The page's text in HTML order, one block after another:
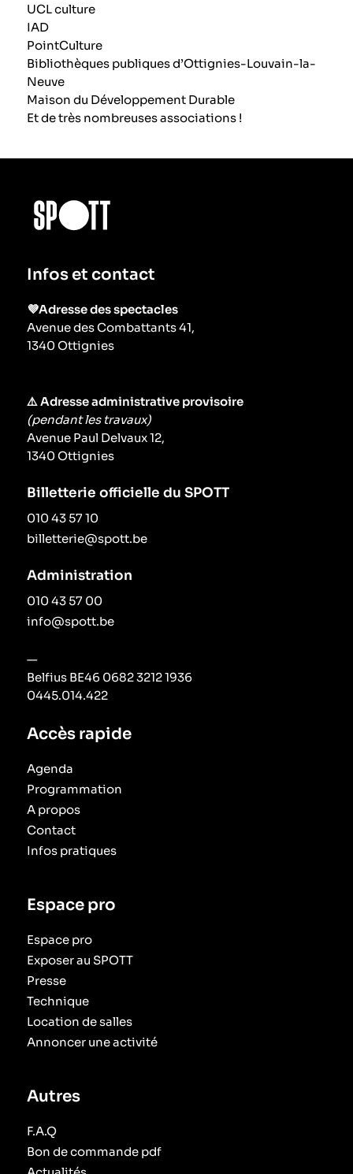
UCL culture
IAD
PointCulture
Bibliothèques publiques d’Ottignies-Louvain-la-
Neuve
Maison du Développement Durable
Et de très nombreuses associations !
Accès rapide
Agenda
Programmation
A propos
Contact
Infos pratiques
Espace pro
Espace pro
Exposer au SPOTT
Presse
Technique
Location de salles
Annoncer une activité
Autres
F.A.Q
Bon de commande pdf
Infos et contact
💜Adresse des spectacles
Avenue des Combattants 41,
1340 Ottignies
⚠️ Adresse administrative provisoire
(pendant les travaux)
Avenue Paul Delvaux 12,
1340 Ottignies
Billetterie officielle du SPOTT
010 43 57 10
billetterie@spott.be
Administration
010 43 57 00
info@spott.be
—
Belfius BE46 0682 3212 1936
0445.014.422